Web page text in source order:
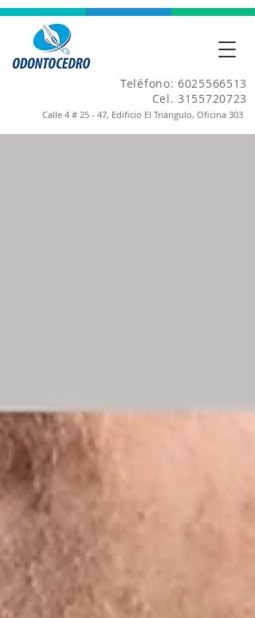
Teléfono: 6025566513
Cel. 3155720723
Calle 4 # 25 - 47, Edificio El Triángulo, Oficina 303